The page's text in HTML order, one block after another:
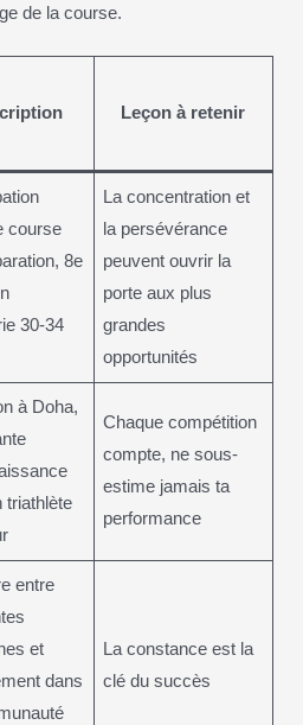
de la course.
Leçon à retenir
course
8e
30-34
La concentration et
la persévérance
peuvent ouvrir la
porte aux plus
grandes
opportunités
à Doha,
triathlète
Chaque compétition
compte, ne sous-
estime jamais ta
performance
entre
et
dans
La constance est la
clé du succès